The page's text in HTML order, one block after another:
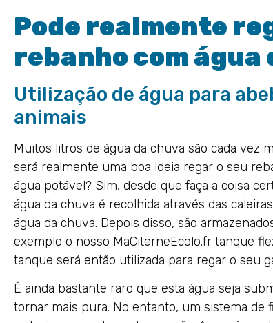
Pode realmente
rebanho com água
Utilização de água para
animais
Muitos litros de água da chuva são cada vez
será realmente uma boa ideia regar o seu
água potável? Sim, desde que faça a coisa
água da chuva é recolhida através das
água da chuva. Depois disso, são
exemplo o nosso MaCiterneEcolo.fr tanque
tanque será então utilizada para regar o seu
É ainda bastante raro que esta água seja
tornar mais pura. No entanto, um sistema de